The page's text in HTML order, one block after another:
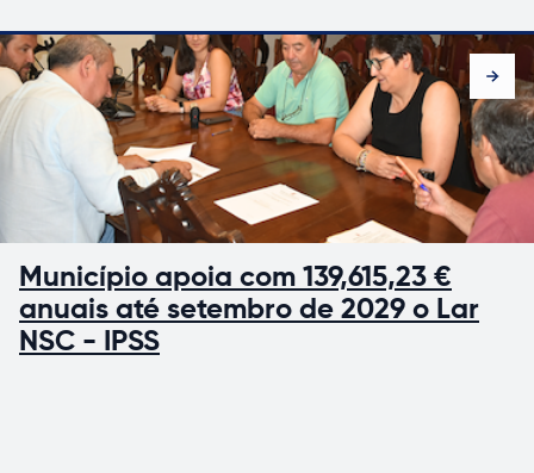
Município apoia com 139,615,23 €
anuais até setembro de 2029 o Lar
NSC - IPSS